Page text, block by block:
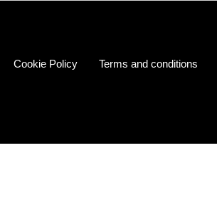
Cookie Policy Terms and conditions